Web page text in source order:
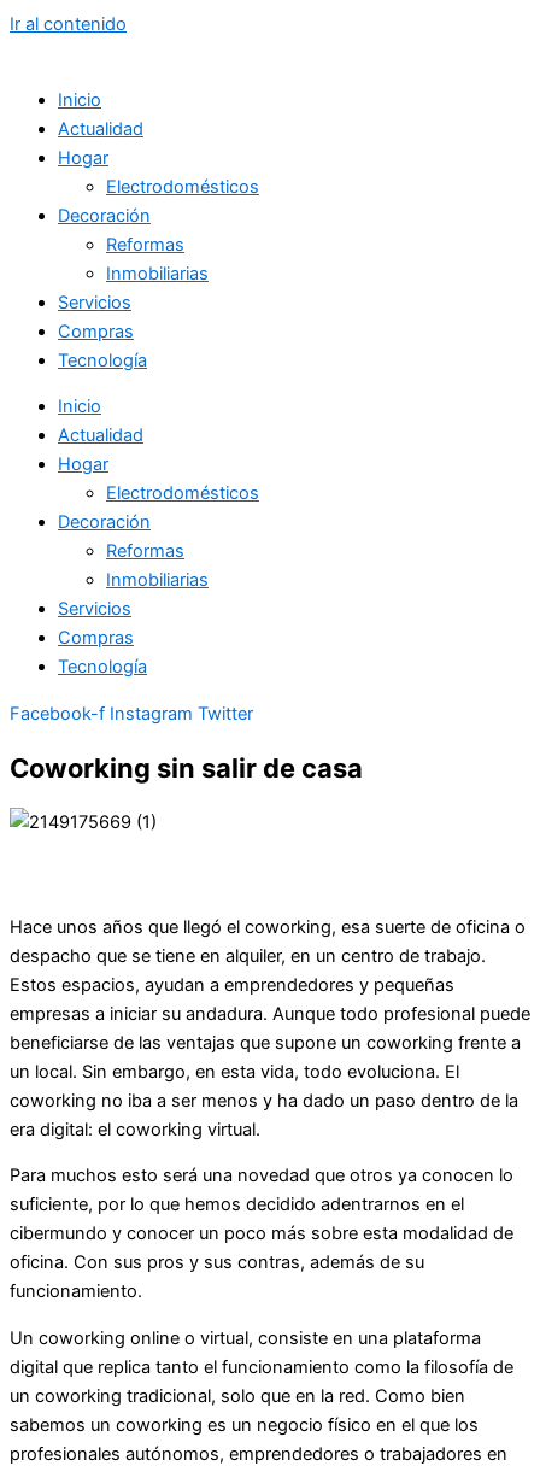
Ir al contenido
Inicio
Actualidad
Hogar
Electrodomésticos
Decoración
Reformas
Inmobiliarias
Servicios
Compras
Tecnología
Inicio
Actualidad
Hogar
Electrodomésticos
Decoración
Reformas
Inmobiliarias
Servicios
Compras
Tecnología
Facebook-f Instagram Twitter
Coworking sin salir de casa
Hace unos años que llegó el coworking, esa suerte de oficina o
despacho que se tiene en alquiler, en un centro de trabajo.
Estos espacios, ayudan a emprendedores y pequeñas
empresas a iniciar su andadura. Aunque todo profesional puede
beneficiarse de las ventajas que supone un coworking frente a
un local. Sin embargo, en esta vida, todo evoluciona. El
coworking no iba a ser menos y ha dado un paso dentro de la
era digital: el coworking virtual.
Para muchos esto será una novedad que otros ya conocen lo
suficiente, por lo que hemos decidido adentrarnos en el
cibermundo y conocer un poco más sobre esta modalidad de
oficina. Con sus pros y sus contras, además de su
funcionamiento.
Un coworking online o virtual, consiste en una plataforma
digital que replica tanto el funcionamiento como la filosofía de
un coworking tradicional, solo que en la red. Como bien
sabemos un coworking es un negocio físico en el que los
profesionales autónomos, emprendedores o trabajadores en